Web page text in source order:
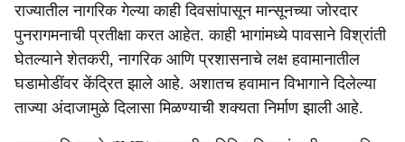
o
c
i
राज्यातील नागरिक गेल्या काही दिवसांपासून मान्सूनच्या जोरदार
पुनरागमनाची प्रतीक्षा करत आहेत. काही भागांमध्ये पावसाने विश्रांती
घेतल्याने शेतकरी, नागरिक आणि प्रशासनाचे लक्ष हवामानातील
घडामोडींवर केंद्रित झाले आहे. अशातच हवामान विभागाने दिलेल्या
ताज्या अंदाजामुळे दिलासा मिळण्याची शक्यता निर्माण झाली आहे.